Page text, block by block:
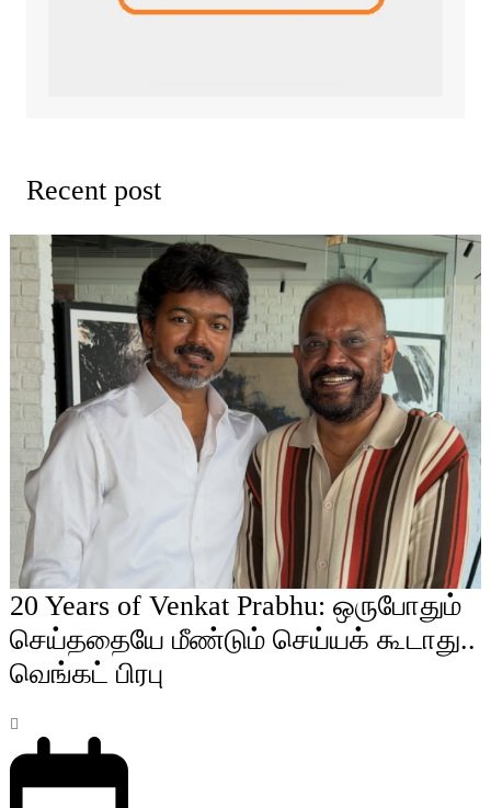
Recent post
20 Years of Venkat Prabhu: ஒருபோதும்
செய்ததையே மீண்டும் செய்யக் கூடாது..
வெங்கட் பிரபு